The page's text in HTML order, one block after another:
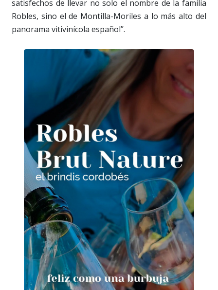
satisfechos de llevar no solo el nombre de la familia
Robles, sino el de Montilla-Moriles a lo más alto del
panorama vitivinícola español”.